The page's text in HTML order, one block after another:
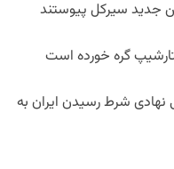
جدید سیرکل پیوستند
گره خورده است
شرط رسیدن ایران به